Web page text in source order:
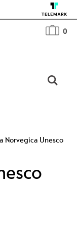
0
Norvegica Unesco